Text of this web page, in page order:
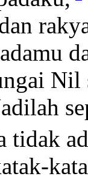
tidak